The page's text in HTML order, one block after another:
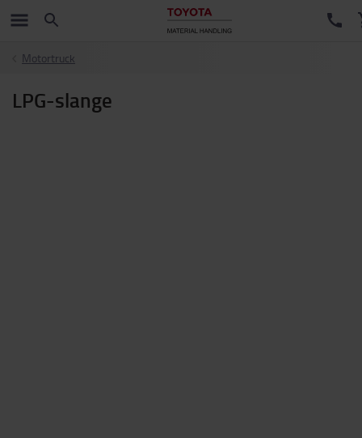
Motortruck
LPG-slange